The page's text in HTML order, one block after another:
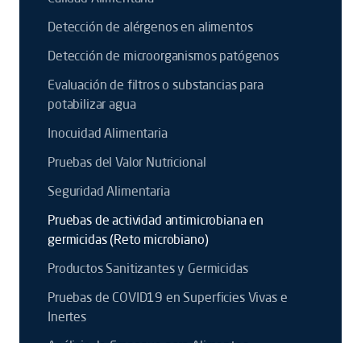
Detección de alérgenos en alimentos
Detección de microorganismos patógenos
Evaluación de filtros o substancias para
potabilizar agua
Inocuidad Alimentaria
Pruebas del Valor Nutricional
Seguridad Alimentaria
Pruebas de actividad antimicrobiana en
germicidas (Reto microbiano)
Productos Sanitizantes y Germicidas
Pruebas de COVID19 en Superficies Vivas e
Inertes